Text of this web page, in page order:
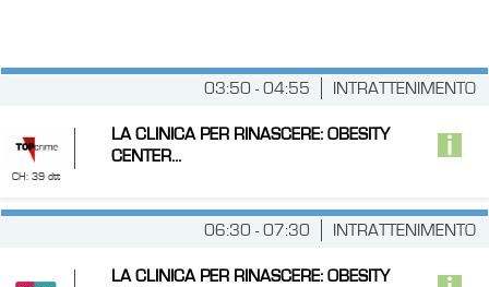
INTRATTENIMENTO
03:50 - 04:55
CH: 39 dtt
LA CLINICA PER RINASCERE: OBESITY
CENTER...
INTRATTENIMENTO
06:30 - 07:30
LA CLINICA PER RINASCERE: OBESITY